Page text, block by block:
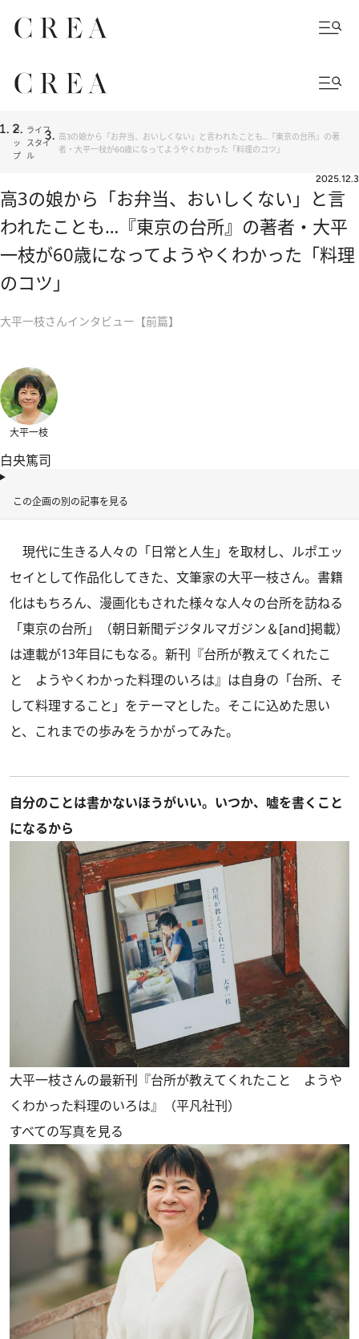
ト
ッ
プ
ライフ
スタイ
ル
高3の娘から「お弁当、おいしくない」と言われたことも…『東京の台所』の著
者・大平一枝が60歳になってようやくわかった「料理のコツ」
2025.12.3
高3の娘から「お弁当、おいしくない」と言
われたことも…『東京の台所』の著者・大平
一枝が60歳になってようやくわかった「料理
のコツ」
大平一枝さんインタビュー【前篇】
大平一枝
白央篤司
この企画の別の記事を見る
現代に生きる人々の「日常と人生」を取材し、ルポエッ
セイとして作品化してきた、文筆家の大平一枝さん。書籍
化はもちろん、漫画化もされた様々な人々の台所を訪ねる
「東京の台所」（朝日新聞デジタルマガジン＆[and]掲載）
は連載が13年目にもなる。新刊『台所が教えてくれたこ
と ようやくわかった料理のいろは』は自身の「台所、そ
して料理すること」をテーマとした。そこに込めた思い
と、これまでの歩みをうかがってみた。
自分のことは書かないほうがいい。いつか、嘘を書くこと
になるから
大平一枝さんの最新刊『台所が教えてくれたこと ようや
くわかった料理のいろは』（平凡社刊）
すべての写真を見る